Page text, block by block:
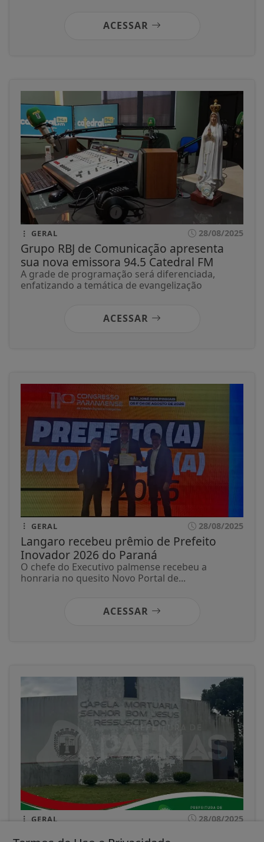
ACESSAR
GERAL 28/08/2025
Grupo RBJ de Comunicação apresenta
sua nova emissora 94.5 Catedral FM
A grade de programação será diferenciada,
enfatizando a temática de evangelização
ACESSAR
GERAL 28/08/2025
Langaro recebeu prêmio de Prefeito
Inovador 2026 do Paraná
O chefe do Executivo palmense recebeu a
honraria no quesito Novo Portal de...
ACESSAR
GERAL 28/08/2025